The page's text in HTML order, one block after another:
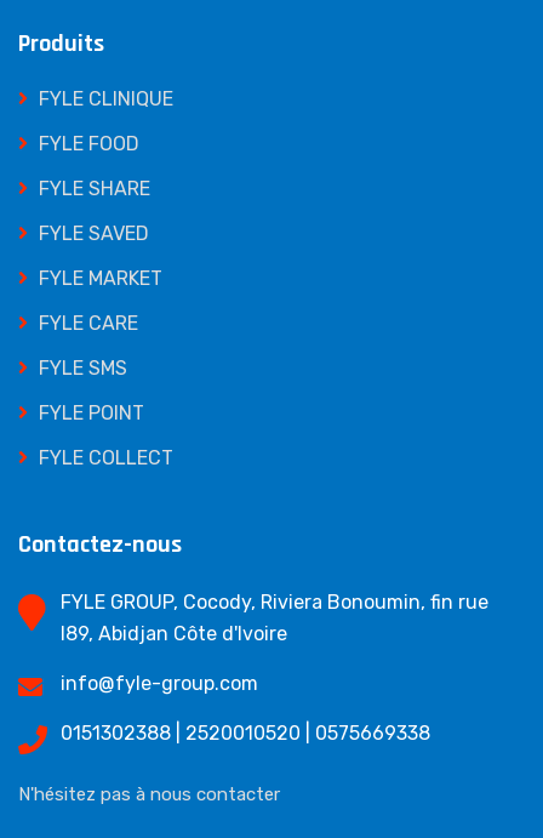
Produits
FYLE CLINIQUE
FYLE FOOD
FYLE SHARE
FYLE SAVED
FYLE MARKET
FYLE CARE
FYLE SMS
FYLE POINT
FYLE COLLECT
Contactez-nous
FYLE GROUP, Cocody, Riviera Bonoumin, fin rue
I89, Abidjan Côte d'Ivoire
info@fyle-group.com
0151302388 | 2520010520 | 0575669338
N'hésitez pas à nous contacter